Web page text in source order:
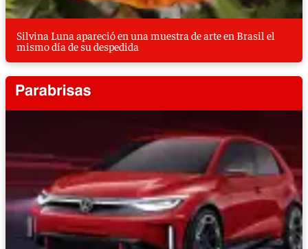
Silvina Luna apareció en una muestra de arte en Brasil el
mismo día de su despedida